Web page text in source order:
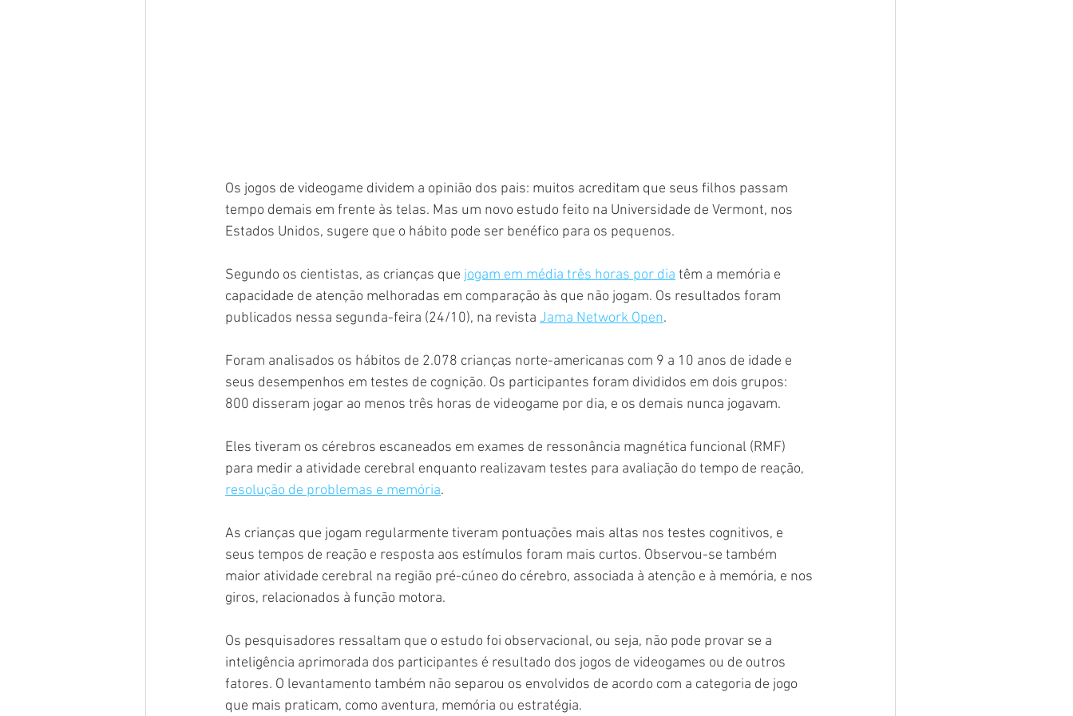
Os jogos de videogame dividem a opinião dos pais: muitos acreditam que seus filhos passam
tempo demais em frente às telas. Mas um novo estudo feito na Universidade de Vermont, nos
Estados Unidos, sugere que o hábito pode ser benéfico para os pequenos.
Segundo os cientistas, as crianças que jogam em média três horas por dia têm a memória e
capacidade de atenção melhoradas em comparação às que não jogam. Os resultados foram
publicados nessa segunda-feira (24/10), na revista Jama Network Open.
Foram analisados os hábitos de 2.078 crianças norte-americanas com 9 a 10 anos de idade e
seus desempenhos em testes de cognição. Os participantes foram divididos em dois grupos:
800 disseram jogar ao menos três horas de videogame por dia, e os demais nunca jogavam.
Eles tiveram os cérebros escaneados em exames de ressonância magnética funcional (RMF)
para medir a atividade cerebral enquanto realizavam testes para avaliação do tempo de reação,
resolução de problemas e memória.
As crianças que jogam regularmente tiveram pontuações mais altas nos testes cognitivos, e
seus tempos de reação e resposta aos estímulos foram mais curtos. Observou-se também
maior atividade cerebral na região pré-cúneo do cérebro, associada à atenção e à memória, e nos
giros, relacionados à função motora.
Os pesquisadores ressaltam que o estudo foi observacional, ou seja, não pode provar se a
inteligência aprimorada dos participantes é resultado dos jogos de videogames ou de outros
fatores. O levantamento também não separou os envolvidos de acordo com a categoria de jogo
que mais praticam, como aventura, memória ou estratégia.